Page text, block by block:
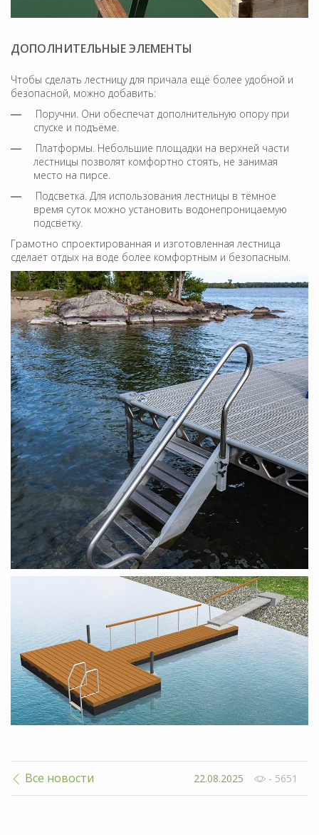
ДОПОЛНИТЕЛЬНЫЕ ЭЛЕМЕНТЫ
Чтобы сделать лестницу для причала ещё более удобной и
безопасной, можно добавить:
Поручни. Они обеспечат дополнительную опору при
спуске и подъёме.
Платформы. Небольшие площадки на верхней части
лестницы позволят комфортно стоять, не занимая
место на пирсе.
Подсветка. Для использования лестницы в тёмное
время суток можно установить водонепроницаемую
подсветку.
Грамотно спроектированная и изготовленная лестница
сделает отдых на воде более комфортным и безопасным.
Все новости 22.08.2025 - 5651